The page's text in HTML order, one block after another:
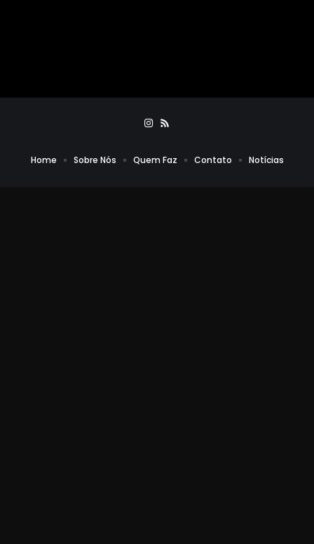
Home Sobre Nós Quem Faz Contato Notícias